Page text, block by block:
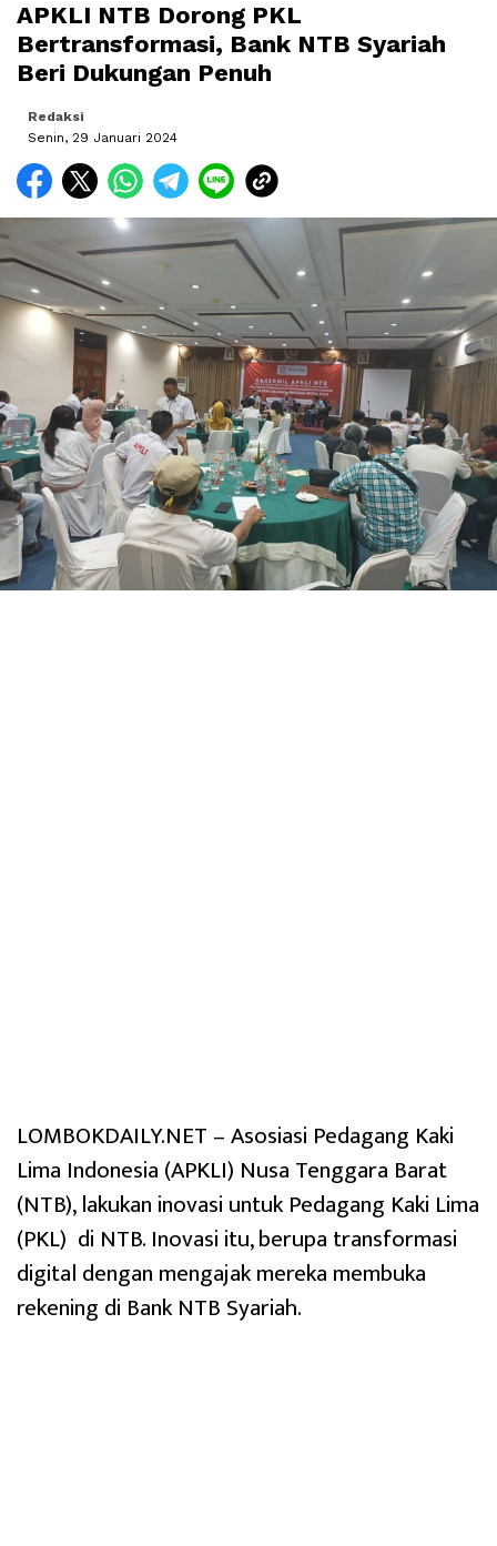
APKLI NTB Dorong PKL
Bertransformasi, Bank NTB Syariah
Beri Dukungan Penuh
Redaksi
Senin, 29 Januari 2024
LOMBOKDAILY.NET – Asosiasi Pedagang Kaki
Lima Indonesia (APKLI) Nusa Tenggara Barat
(NTB), lakukan inovasi untuk Pedagang Kaki Lima
(PKL) di NTB. Inovasi itu, berupa transformasi
digital dengan mengajak mereka membuka
rekening di Bank NTB Syariah.